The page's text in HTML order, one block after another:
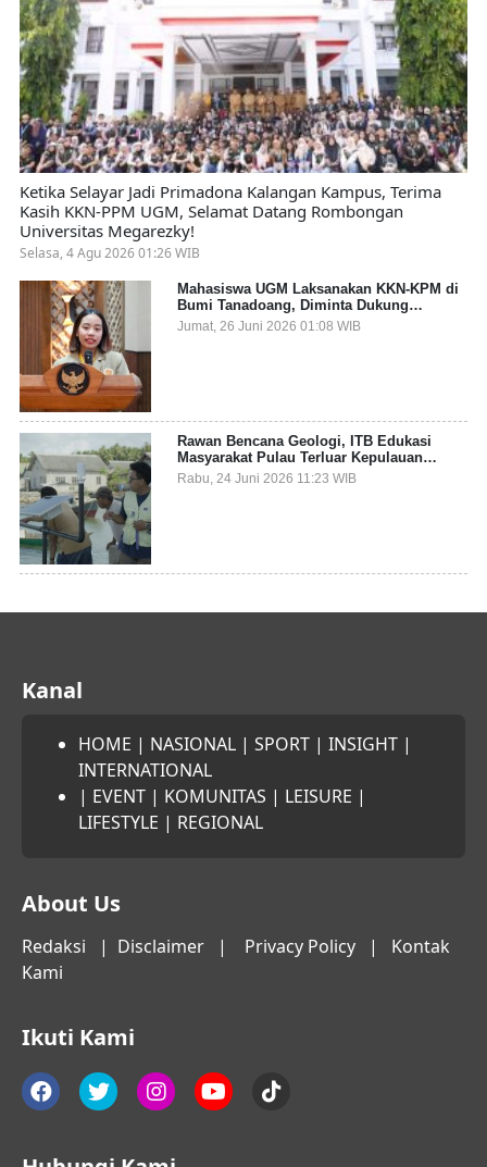
Ketika Selayar Jadi Primadona Kalangan Kampus, Terima
Kasih KKN-PPM UGM, Selamat Datang Rombongan
Universitas Megarezky!
Selasa, 4 Agu 2026 01:26 WIB
Mahasiswa UGM Laksanakan KKN-KPM di
Bumi Tanadoang, Diminta Dukung
Gemerlap dan Beri Solusi pada Persoalan
Sampah Pesisir
Jumat, 26 Juni 2026 01:08 WIB
Rawan Bencana Geologi, ITB Edukasi
Masyarakat Pulau Terluar Kepulauan
Selayar Terkait Mitigasi Berbasis Kawasan
Pesisir
Rabu, 24 Juni 2026 11:23 WIB
Kanal
HOME | NASIONAL | SPORT | INSIGHT |
INTERNATIONAL
| EVENT | KOMUNITAS | LEISURE |
LIFESTYLE | REGIONAL
About Us
Redaksi | Disclaimer | Privacy Policy | Kontak
Kami
Ikuti Kami